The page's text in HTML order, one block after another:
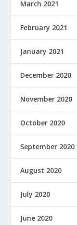
March 2021
February 2021
January 2021
December 2020
November 2020
October 2020
September 2020
August 2020
July 2020
June 2020